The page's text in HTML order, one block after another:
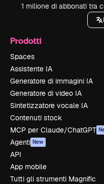
1 milione di abbonati tra
Prodotti
Spaces
Assistente IA
Generatore di immagini IA
Generatore di video IA
Sintetizzatore vocale IA
Contenuti stock
MCP per Claude/ChatGPT
Agenti New
API
App mobile
Tutti gli strumenti Magnific